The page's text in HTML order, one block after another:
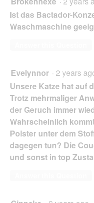
Ist das Bactador-
Waschmaschine
Evelynnor · 2 years
Unsere Katze hat auf
Trotz mehrmaliger
der Geruch immer
Wahrscheinlich
Polster unter dem
dagegen tun? Die
und sonst in top